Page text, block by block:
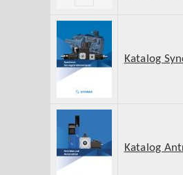
Katalog
Katalog